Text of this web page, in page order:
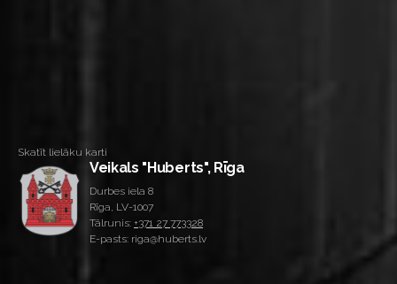
Skatīt lielāku karti
Veikals "Huberts", Rīga
Durbes iela 8
Rīga, LV-1007
Tālrunis: +371 27 773328
E-pasts: riga@huberts.lv